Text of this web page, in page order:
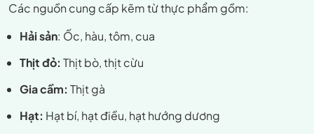
Các nguồn cung cấp kẽm từ thực phẩm gồm:
Hải sản: Ốc, hàu, tôm, cua
Thịt đỏ: Thịt bò, thịt cừu
Gia cầm: Thịt gà
Hạt: Hạt bí, hạt điều, hạt hướng dương